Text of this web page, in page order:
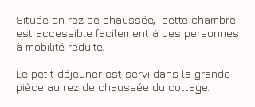
Située en rez de chaussée, cette chambre
est accessible facilement à des personnes
à mobilité réduite.
Le petit déjeuner est servi dans la grande
pièce au rez de chaussée du cottage.